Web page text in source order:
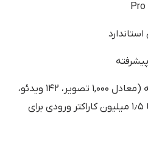
۳۰۰۰ اعتبار پیشرفته ماهانه (معادل ۱,۰۰۰ تصویر، ۱۴۲ ویدئو،
۱۰ دقیقه تماس صوتی زنده یا ۱٫۵ میلیون کاراکتر ورودی برای